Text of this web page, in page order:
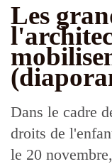
Les
Dans le cadre
droits de
le 20